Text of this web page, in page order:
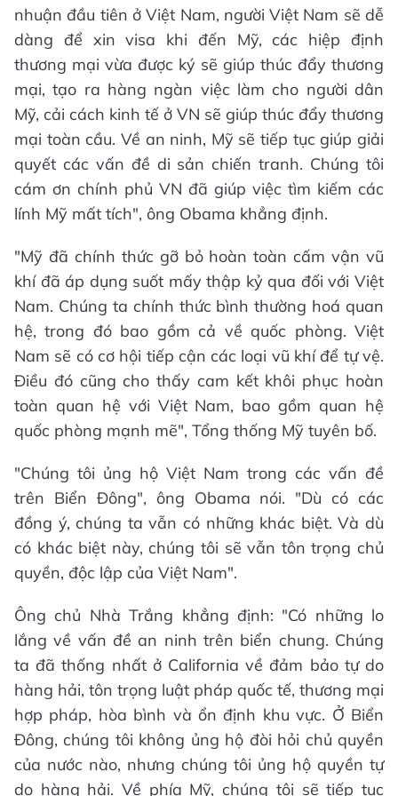
nhuận đầu tiên ở Việt Nam, người Việt Nam sẽ dễ
dàng để xin visa khi đến Mỹ, các hiệp định
thương mại vừa được ký sẽ giúp thúc đẩy thương
mại, tạo ra hàng ngàn việc làm cho người dân
Mỹ, cải cách kinh tế ở VN sẽ giúp thúc đẩy thương
mại toàn cầu. Về an ninh, Mỹ sẽ tiếp tục giúp giải
quyết các vấn đề di sản chiến tranh. Chúng tôi
cám ơn chính phủ VN đã giúp việc tìm kiếm các
lính Mỹ mất tích", ông Obama khẳng định.
"Mỹ đã chính thức gỡ bỏ hoàn toàn cấm vận vũ
khí đã áp dụng suốt mấy thập kỷ qua đối với Việt
Nam. Chúng ta chính thức bình thường hoá quan
hệ, trong đó bao gồm cả về quốc phòng. Việt
Nam sẽ có cơ hội tiếp cận các loại vũ khí để tự vệ.
Điều đó cũng cho thấy cam kết khôi phục hoàn
toàn quan hệ với Việt Nam, bao gồm quan hệ
quốc phòng mạnh mẽ", Tổng thống Mỹ tuyên bố.
"Chúng tôi ủng hộ Việt Nam trong các vấn đề
trên Biển Đông", ông Obama nói. "Dù có các
đồng ý, chúng ta vẫn có những khác biệt. Và dù
có khác biệt này, chúng tôi sẽ vẫn tôn trọng chủ
quyền, độc lập của Việt Nam".
Ông chủ Nhà Trắng khẳng định: "Có những lo
lắng về vấn đề an ninh trên biển chung. Chúng
ta đã thống nhất ở California về đảm bảo tự do
hàng hải, tôn trọng luật pháp quốc tế, thương mại
hợp pháp, hòa bình và ổn định khu vực. Ở Biển
Đông, chúng tôi không ủng hộ đòi hỏi chủ quyền
của nước nào, nhưng chúng tôi ủng hộ quyền tự
do hàng hải. Về phía Mỹ, chúng tôi sẽ tiếp tục